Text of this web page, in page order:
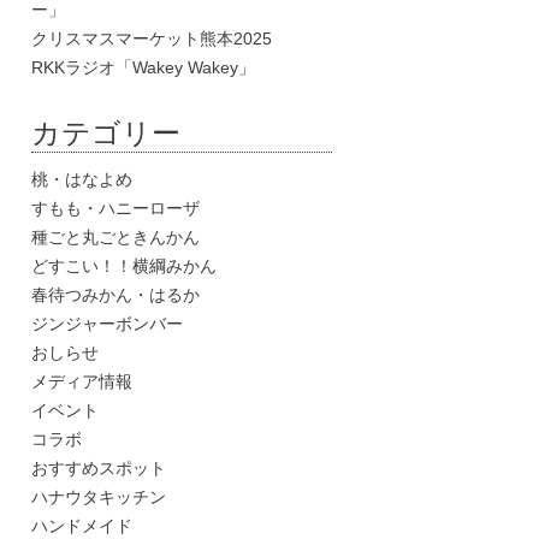
ー」
クリスマスマーケット熊本2025
RKKラジオ「Wakey Wakey」
カテゴリー
桃・はなよめ
すもも・ハニーローザ
種ごと丸ごときんかん
どすこい！！横綱みかん
春待つみかん・はるか
ジンジャーボンバー
おしらせ
メディア情報
イベント
コラボ
おすすめスポット
ハナウタキッチン
ハンドメイド